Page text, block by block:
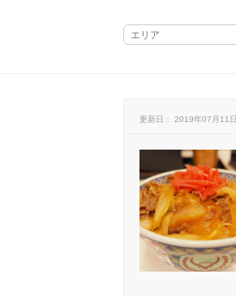
更新日： 2019年07月11日